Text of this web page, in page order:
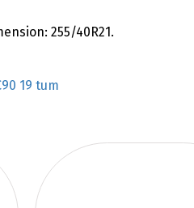
255/40R21.
19 tum